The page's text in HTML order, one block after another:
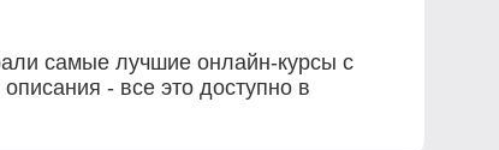
самые лучшие онлайн-курсы с
- все это доступно в